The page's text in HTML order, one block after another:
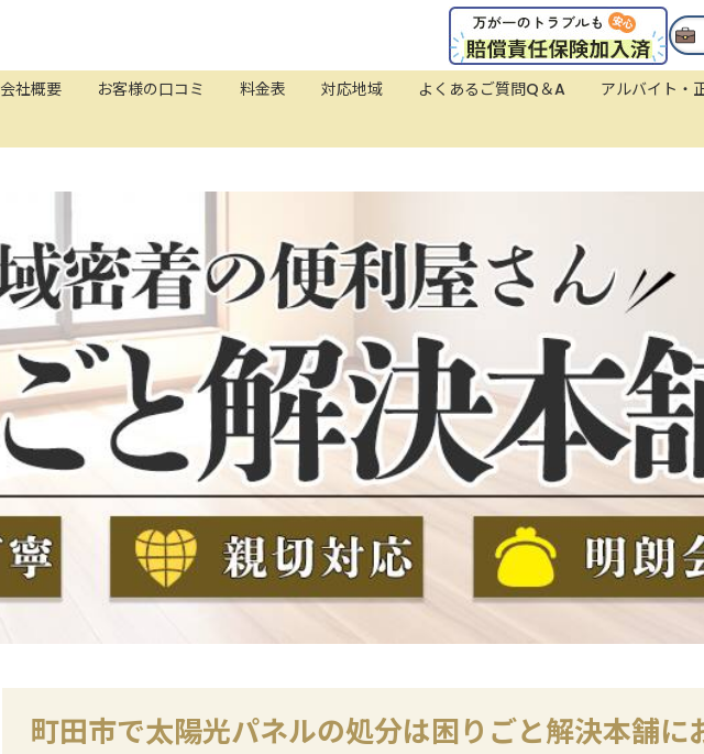
会社概要 お客様の口コミ 料金表 対応地域 よくあるご質問Q＆A
アルバイト・
町田市で太陽光パネルの処分は困りごと解決本舗に